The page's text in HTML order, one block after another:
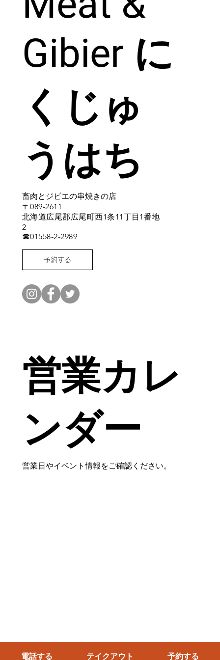
Gibier に
くじゅ
うはち
​畜肉とジビエの串焼きの店
〒089-2611
北海道広尾郡広尾町西1条11丁目1番地
2
​☎01558-2-2989
予約する
営業カレ
ンダー
営業日やイベント情報をご確認ください。
予約する
テイクアウト
電話する